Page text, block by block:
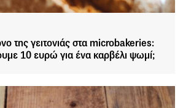
της γειτονιάς στα microbakeries:
10 ευρώ για ένα καρβέλι ψωμί;